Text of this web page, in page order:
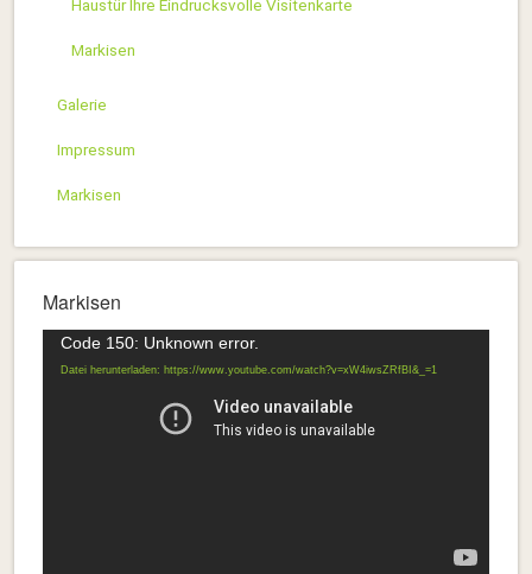
Haustür Ihre Eindrucksvolle Visitenkarte
Markisen
Galerie
Impressum
Markisen
Markisen
Video-
Player
Code 150: Unknown error.
Datei herunterladen: https://www.youtube.com/watch?v=xW4iwsZRfBI&_=1